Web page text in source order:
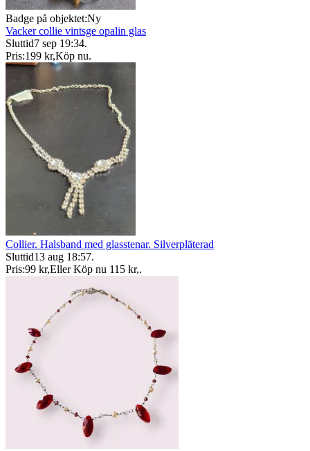
Badge på objektet:Ny
Vacker collie vintsge opalin glas
Sluttid7 sep 19:34.
Pris:199 kr,Köp nu.
Collier. Halsband med glasstenar. Silverpläterad
Sluttid13 aug 18:57.
Pris:99 kr,Eller Köp nu 115 kr,.